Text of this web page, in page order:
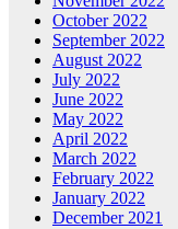
October 2022
September 2022
August 2022
July 2022
June 2022
May 2022
April 2022
March 2022
February 2022
January 2022
December 2021